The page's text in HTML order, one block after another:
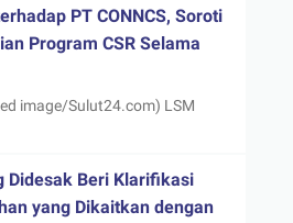
PT CONNCS, Soroti
Program CSR Selama
image/Sulut24.com) LSM
Didesak Beri Klarifikasi
yang Dikaitkan dengan